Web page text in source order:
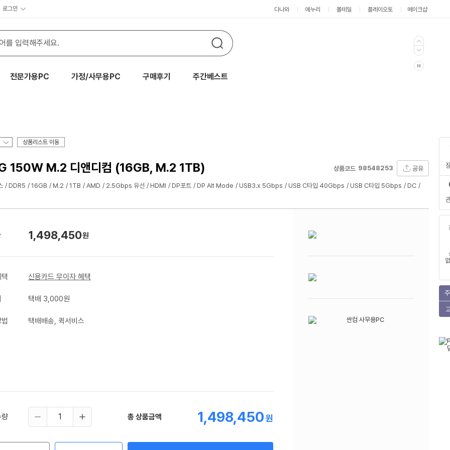
로그인 다나와 에누리 몰테일 플레이오토 메이크샵
전문가용PC 가정/사무용PC 구매후기 주간베스트
상품리스트 이동
M.2 디앤디컴 (16GB, M.2 1TB) 상품코드 98548253 공유
DDR5 16GB M.2 1TB AMD 2.5Gbps 유선 HDMI DP포트 DP Alt Mode USB3.x 5Gbps USB C타입 40Gbps USB C타입 5Gbps
DC
1,498,450원
신용카드 무이자 혜택
택배 3,000원
택배배송, 퀵서비스
량 총 상품금액 1,498,450원